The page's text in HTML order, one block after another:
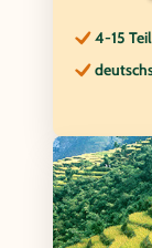
4-15